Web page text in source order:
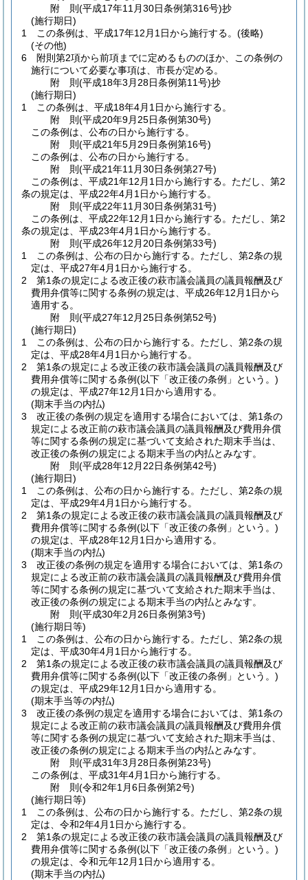
附 則(平成17年11月30日条例第316号)抄
(施行期日)
1
この条例は、平成17年12月1日から施行する。 (後略)
(その他)
6
附則第2項から前項までに定めるもののほか、この条例の
施行について必要な事項は、市長が定める。
附 則(平成18年3月28日条例第11号)抄
(施行期日)
1
この条例は、平成18年4月1日から施行する。
附 則(平成20年9月25日条例第30号)
この条例は、公布の日から施行する。
附 則(平成21年5月29日条例第16号)
この条例は、公布の日から施行する。
附 則(平成21年11月30日条例第27号)
この条例は、平成21年12月1日から施行する。 ただし、第2
条の規定は、平成22年4月1日から施行する。
附 則(平成22年11月30日条例第31号)
この条例は、平成22年12月1日から施行する。 ただし、第2
条の規定は、平成23年4月1日から施行する。
附 則(平成26年12月20日条例第33号)
1
この条例は、公布の日から施行する。 ただし、第2条の規
定は、平成27年4月1日から施行する。
2
第1条の規定による改正後の萩市議会議員の議員報酬及び
費用弁償等に関する条例の規定は、平成26年12月1日から
適用する。
附 則(平成27年12月25日条例第52号)
(施行期日)
1
この条例は、公布の日から施行する。 ただし、第2条の規
定は、平成28年4月1日から施行する。
2
第1条の規定による改正後の萩市議会議員の議員報酬及び
費用弁償等に関する条例(以下「改正後の条例」という。)
の規定は、平成27年12月1日から適用する。
(期末手当の内払)
3
改正後の条例の規定を適用する場合においては、第1条の
規定による改正前の萩市議会議員の議員報酬及び費用弁償
等に関する条例の規定に基づいて支給された期末手当は、
改正後の条例の規定による期末手当の内払とみなす。
附 則(平成28年12月22日条例第42号)
(施行期日)
1
この条例は、公布の日から施行する。 ただし、第2条の規
定は、平成29年4月1日から施行する。
2
第1条の規定による改正後の萩市議会議員の議員報酬及び
費用弁償等に関する条例(以下「改正後の条例」という。)
の規定は、平成28年12月1日から適用する。
(期末手当の内払)
3
改正後の条例の規定を適用する場合においては、第1条の
規定による改正前の萩市議会議員の議員報酬及び費用弁償
等に関する条例の規定に基づいて支給された期末手当は、
改正後の条例の規定による期末手当の内払とみなす。
附 則(平成30年2月26日条例第3号)
(施行期日等)
1
この条例は、公布の日から施行する。 ただし、第2条の規
定は、平成30年4月1日から施行する。
2
第1条の規定による改正後の萩市議会議員の議員報酬及び
費用弁償等に関する条例(以下「改正後の条例」という。)
の規定は、平成29年12月1日から適用する。
(期末手当等の内払)
3
改正後の条例の規定を適用する場合においては、第1条の
規定による改正前の萩市議会議員の議員報酬及び費用弁償
等に関する条例の規定に基づいて支給された期末手当は、
改正後の条例の規定による期末手当の内払とみなす。
附 則(平成31年3月28日条例第23号)
この条例は、平成31年4月1日から施行する。
附 則(令和2年1月6日条例第2号)
(施行期日等)
1
この条例は、公布の日から施行する。 ただし、第2条の規
定は、令和2年4月1日から施行する。
2
第1条の規定による改正後の萩市議会議員の議員報酬及び
費用弁償等に関する条例(以下「改正後の条例」という。)
の規定は、令和元年12月1日から適用する。
(期末手当の内払)